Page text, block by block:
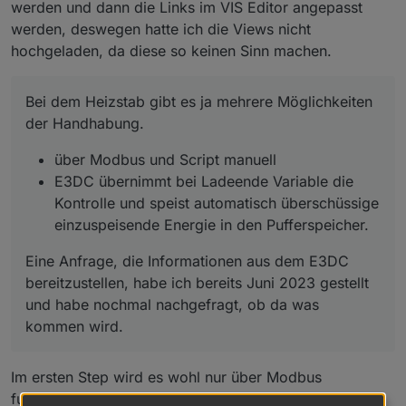
Ladefunktion für Warmwasser
Boost Funktion
###################################
werden und dann die Links im VIS Editor angepasst
werden, deswegen hatte ich die Views nicht
hochgeladen, da diese so keinen Sinn machen.
Bei dem Heizstab gibt es ja mehrere Möglichkeiten
der Handhabung.
über Modbus und Script manuell
E3DC übernimmt bei Ladeende Variable die
Kontrolle und speist automatisch überschüssige
einzuspeisende Energie in den Pufferspeicher.
Eine Anfrage, die Informationen aus dem E3DC
bereitzustellen, habe ich bereits Juni 2023 gestellt
und habe nochmal nachgefragt, ob da was
kommen wird.
Im ersten Step wird es wohl nur über Modbus
funktionieren und sollte dann E3DC die RSCP